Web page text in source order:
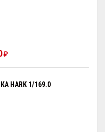
₽
HARK 1/169.0